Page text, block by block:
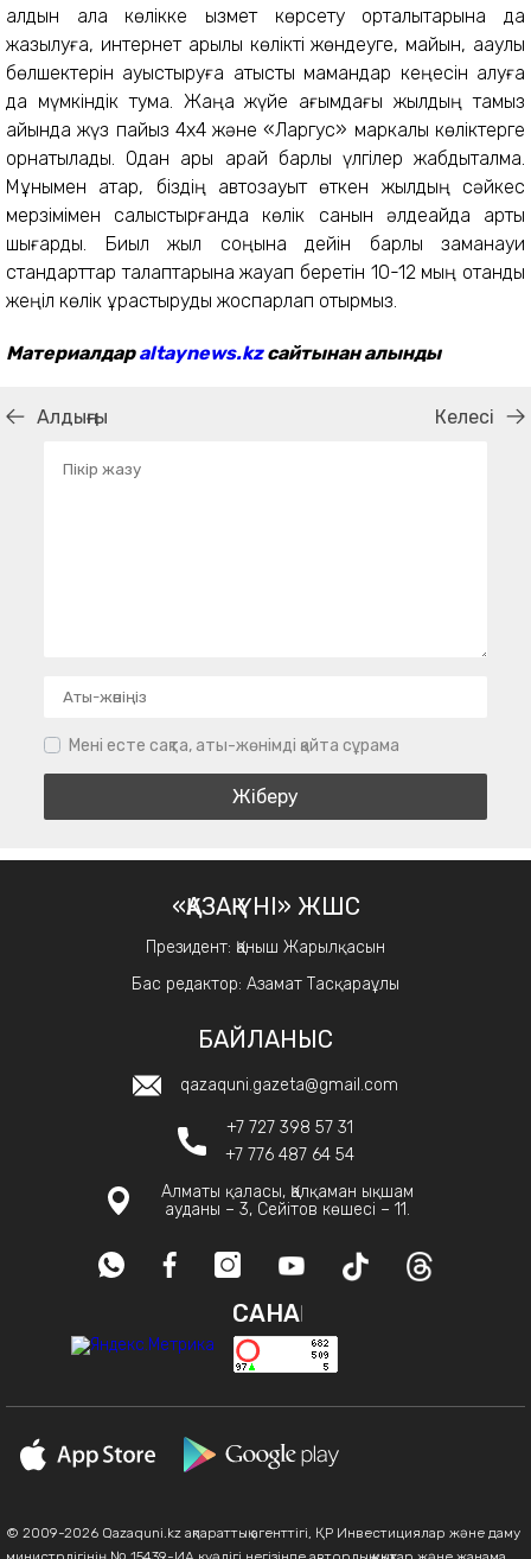
алдын ала көлікке қызмет көрсету орталықтарына да
жазылуға, интернет арқылы көлікті жөндеуге, майын, ақаулы
бөлшектерін ауыстыруға қатысты мамандар кеңесін алуға
да мүмкіндік тумақ. Жаңа жүйе ағымдағы жылдың тамыз
айында жүз пайыз 4х4 және «Ларгус» маркалы көліктерге
орнатылады. Одан ары қарай барлық үлгілер жабдықталмақ.
Мұнымен қатар, біздің автозауыт өткен жылдың сәйкес
мерзімімен салыстырғанда көлік санын әлдеқайда артық
шығарды. Биыл жыл соңына дейін барлық заманауи
стандарттар талаптарына жауап беретін 10-12 мың отандық
жеңіл көлік құрастыруды жоспарлап отырмыз.
Материалдарaltaynews.kzсайтынан алынды
Алдыңғы Келесі
Мені есте сақта, аты-жөнімді қайта сұрама
«ҚАЗАҚ ҮНІ» ЖШС
Президент: Қаныш Жарылқасын
Бас редактор: Азамат Тасқараұлы
БАЙЛАНЫС
qazaquni.gazeta@gmail.com
+7 727 398 57 31
+7 776 487 64 54
Алматы қаласы, Қалқаман ықшам
ауданы – 3, Сейітов көшесі – 11.
САНАҚ
© 2009-2026 Qazaquni.kz ақпараттық агенттігі, ҚР Инвестициялар және даму